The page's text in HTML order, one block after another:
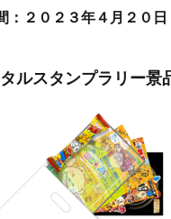
：２０２３年４月２０
ルスタンプラリー景